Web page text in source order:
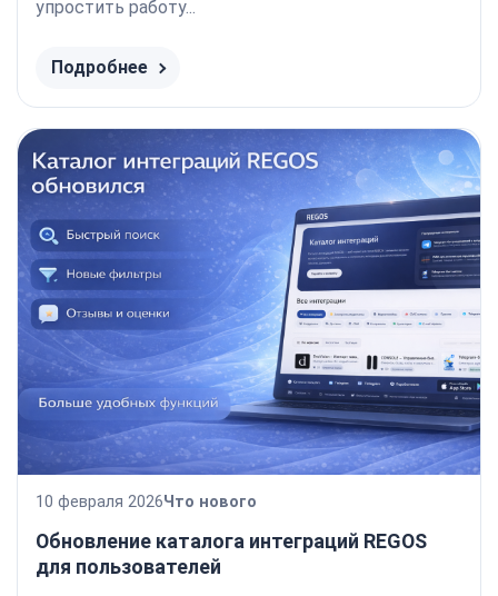
упростить работу...
Подробнее
Обновление каталога интеграций REGOS
для пользователей
10 февраля 2026Что нового